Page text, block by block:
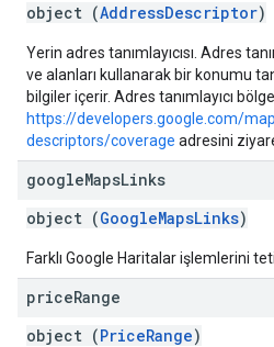
object (AddressDescriptor)
Yerin adres tanımlayıcısı. Adres
ve alanları kullanarak bir konumu
bilgiler içerir. Adres tanımlayıcı
https://developers.google.com/
descriptors/coverage adresini
googleMapsLinks
object (GoogleMapsLinks)
Farklı Google Haritalar işlemlerini
priceRange
object (PriceRange)